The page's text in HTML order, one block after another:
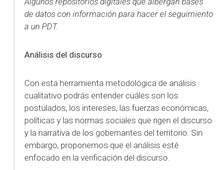
de datos con información para hacer el seguimiento
a un PDT.
Análisis del discurso
Con esta herramienta metodológica de análisis
cualitativo podrás entender cuáles son los
postulados, los intereses, las fuerzas económicas,
políticas y las normas sociales que rigen el discurso
y la narrativa de los gobernantes del territorio. Sin
embargo, proponemos que el análisis esté
enfocado en la verificación del discurso.